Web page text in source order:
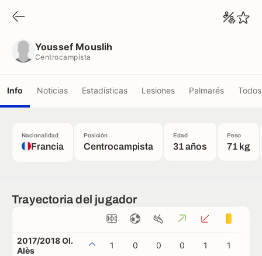
Youssef Mouslih
Centrocampista
Info Noticias Estadísticas Lesiones Palmarés
Nacionalidad
Francia
Posición
Centrocampista
Edad
31 años
Peso
71 kg
Trayectoria del jugador
2017/2018 Ol.
Alès
1 0 0 0 1 1